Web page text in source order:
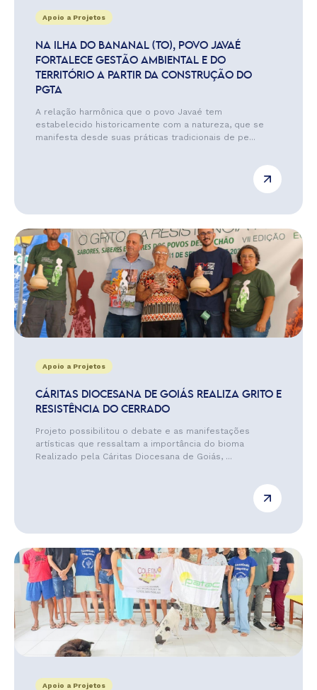
Apoio a Projetos
NA ILHA DO BANANAL (TO), POVO JAVAÉ
FORTALECE GESTÃO AMBIENTAL E DO
TERRITÓRIO A PARTIR DA CONSTRUÇÃO DO
PGTA
A relação harmônica que o povo Javaé tem
estabelecido historicamente com a natureza, que se
manifesta desde suas práticas tradicionais de pe...
Apoio a Projetos
CÁRITAS DIOCESANA DE GOIÁS REALIZA GRITO E
RESISTÊNCIA DO CERRADO
Projeto possibilitou o debate e as manifestações
artísticas que ressaltam a importância do bioma
Realizado pela Cáritas Diocesana de Goiás, ...
Apoio a Projetos